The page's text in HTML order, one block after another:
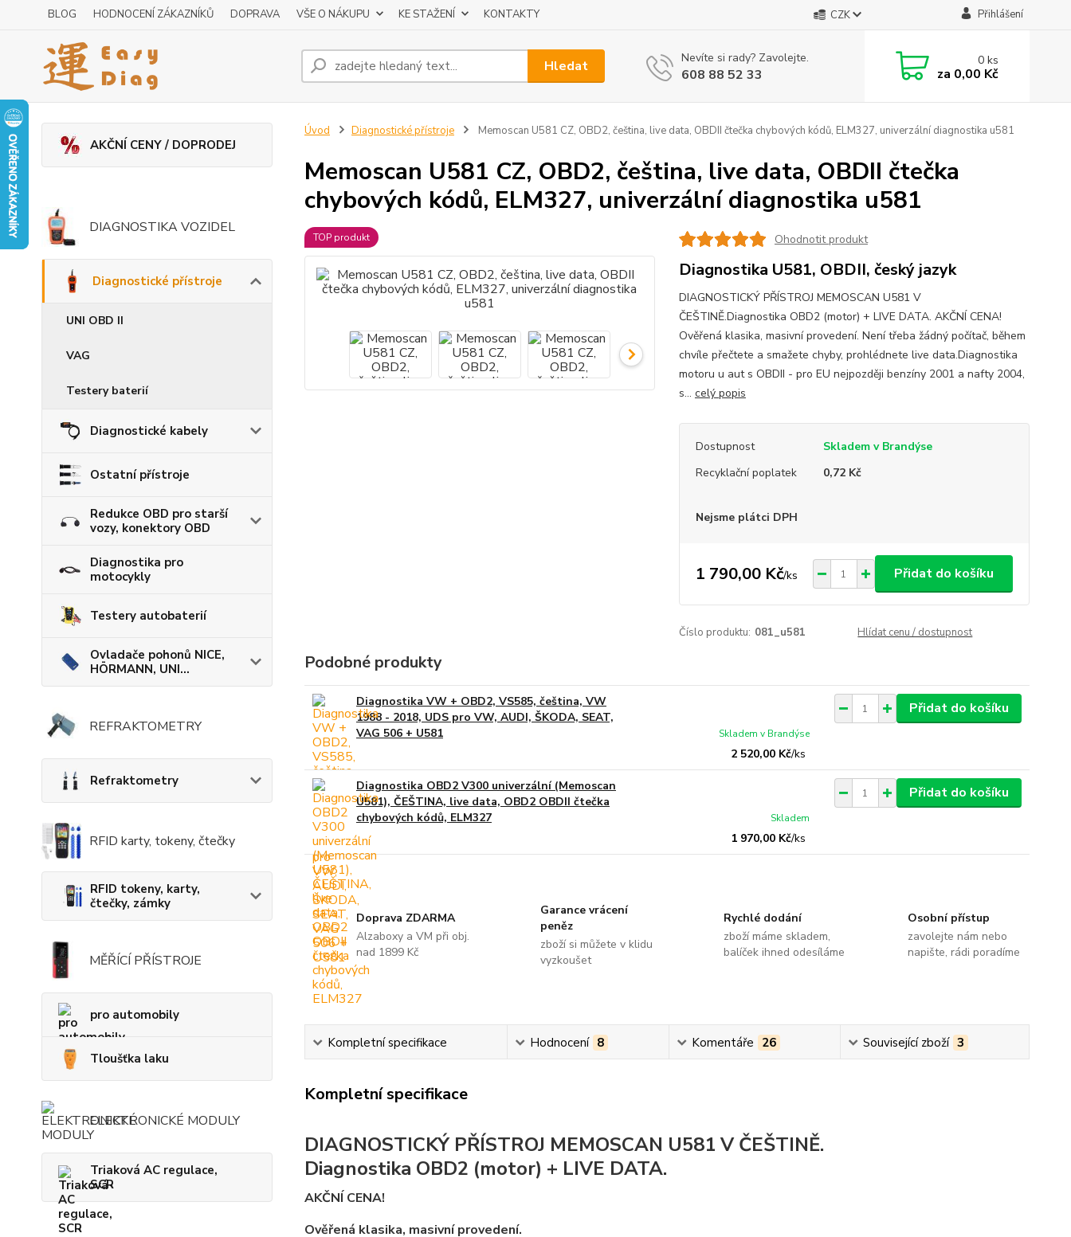
BLOG HODNOCENÍ ZÁKAZNÍKŮ DOPRAVA VŠE O NÁKUPU KE STAŽENÍ KONTAKTY CZK Přihlášení
Hledat Nevíte si rady? Zavolejte.
608 88 52 33
0ks
za 0,00 Kč
AKČNÍ CENY / DOPRODEJ
DIAGNOSTIKA VOZIDEL
Diagnostické přístroje
UNI OBD II
VAG
Testery baterií
Diagnostické kabely
Ostatní přístroje
Redukce OBD pro starší
vozy, konektory OBD
Diagnostika pro
motocykly
Testery autobaterií
Ovladače pohonů NICE,
HÖRMANN, UNI...
REFRAKTOMETRY
Refraktometry
RFID karty, tokeny, čtečky
RFID tokeny, karty,
čtečky, zámky
MĚŘÍCÍ PŘÍSTROJE
pro automobily
Tloušťka laku
ELEKTRONICKÉ MODULY
Triaková AC regulace,
SCR
Úvod Diagnostické přístroje Memoscan U581 CZ, OBD2, čeština, live data, OBDII čtečka chybových kódů, ELM327, univerzální diagnostika u581
Memoscan U581 CZ, OBD2, čeština, live data, OBDII čtečka
chybových kódů, ELM327, univerzální diagnostika u581
TOP produkt Ohodnotit produkt
Diagnostika U581, OBDII, český jazyk
DIAGNOSTICKÝ PŘÍSTROJ MEMOSCAN U581 V
ČEŠTINĚ.Diagnostika OBD2 (motor) + LIVE DATA. AKČNÍ CENA!
Ověřená klasika, masivní provedení. Není třeba žádný počítač, během
chvíle přečtete a smažete chyby, prohlédnete live data.Diagnostika
motoru u aut s OBDII - pro EU nejpozději benzíny 2001 a nafty 2004,
s... celý popis
Dostupnost
Skladem v Brandýse
Recyklační poplatek
0,72 Kč
Nejsme plátci DPH
1 790,00 Kč/ks Přidat do košíku
Číslo produktu: 081_u581 Hlídat cenu / dostupnost
Podobné produkty
Diagnostika VW + OBD2, VS585, čeština, VW
1988 - 2018, UDS pro VW, AUDI, ŠKODA, SEAT,
VAG 506 + U581
2 520,00 Kč/ks
Skladem v Brandýse
Přidat do košíku
Diagnostika OBD2 V300 univerzální (Memoscan
U581), ČEŠTINA, live data, OBD2 OBDII čtečka
chybových kódů, ELM327
1 970,00 Kč/ks
Skladem
Přidat do košíku
Doprava ZDARMA
Alzaboxy a VM při obj.
nad 1899 Kč
Garance vrácení
peněz
zboží si můžete v klidu
vyzkoušet
Rychlé dodání
zboží máme skladem,
balíček ihned odesíláme
Osobní přístup
zavolejte nám nebo
napište, rádi poradíme
Kompletní specifikace Hodnocení 8 Komentáře 26 Související zboží 3
Kompletní specifikace
DIAGNOSTICKÝ PŘÍSTROJ MEMOSCAN U581 V ČEŠTINĚ.
Diagnostika OBD2 (motor) + LIVE DATA.
AKČNÍ CENA!
Ověřená klasika, masivní provedení.